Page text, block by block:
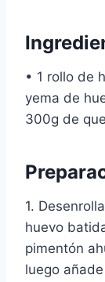
• 1 rollo de
yema de
300g de
1.
huevo
pimentón
luego